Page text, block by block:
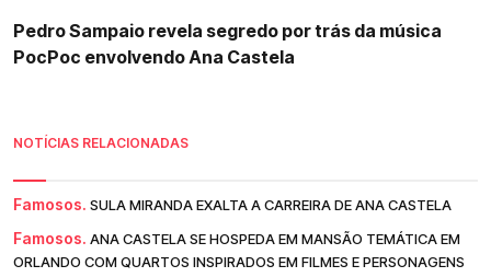
Pedro Sampaio revela segredo por trás da música
PocPoc envolvendo Ana Castela
NOTÍCIAS RELACIONADAS
Famosos. SULA MIRANDA EXALTA A CARREIRA DE ANA CASTELA
Famosos. ANA CASTELA SE HOSPEDA EM MANSÃO TEMÁTICA EM
ORLANDO COM QUARTOS INSPIRADOS EM FILMES E PERSONAGENS